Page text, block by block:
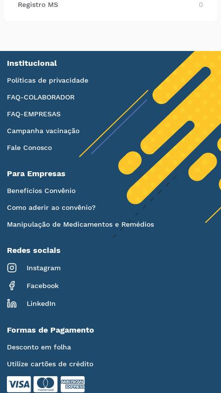
Registro MS 0
Institucional
Políticas de privacidade
FAQ-COLABORADOR
FAQ-EMPRESAS
Campanha vacinação
Fale Conosco
Para Empresas
Benefícios Convênio
Como aderir ao convênio?
Manipulação de Medicamentos e Remédios
Redes sociais
Instagram
Facebook
LinkedIn
Formas de Pagamento
Desconto em folha
Utilize cartões de crédito